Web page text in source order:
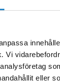
eller